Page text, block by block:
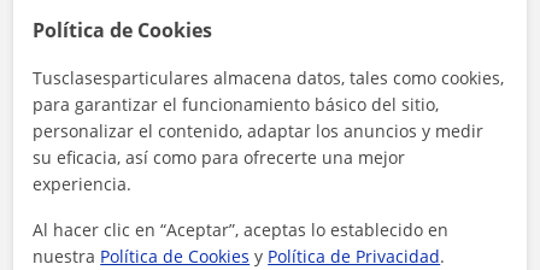
Al hacer clic, aceptas nuestroaviso legaly deprivacidad
Política de Cookies
Tusclasesparticulares almacena datos, tales como cookies,
para garantizar el funcionamiento básico del sitio,
personalizar el contenido, adaptar los anuncios y medir
su eficacia, así como para ofrecerte una mejor
experiencia.
Al hacer clic en “Aceptar”, aceptas lo establecido en
nuestra Política de Cookies y Política de Privacidad.